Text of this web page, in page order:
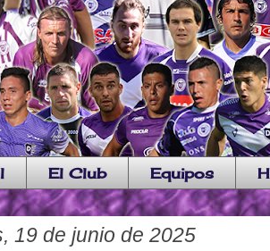
El Club Equipos
19 de junio de 2025